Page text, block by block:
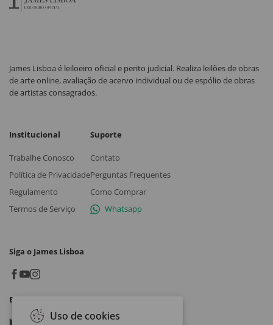
James Lisboa é leiloeiro oficial e perito judicial. Realiza leilões de obras
de arte online, avaliação de acervo individual ou de espólio de obras
de artistas consagrados.
Institucional
Trabalhe Conosco
Política de Privacidade
Regulamento
Termos de Serviço
Suporte
Contato
Perguntas Frequentes
Como Comprar
Whatsapp
Siga o James Lisboa
Baixe o App
Uso de cookies